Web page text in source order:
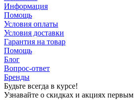
Информация
Помощь
Условия оплаты
Условия доставки
Гарантия на товар
Помощь
Блог
Вопрос-ответ
Бренды
Будьте всегда в курсе!
Узнавайте о скидках и акциях первым